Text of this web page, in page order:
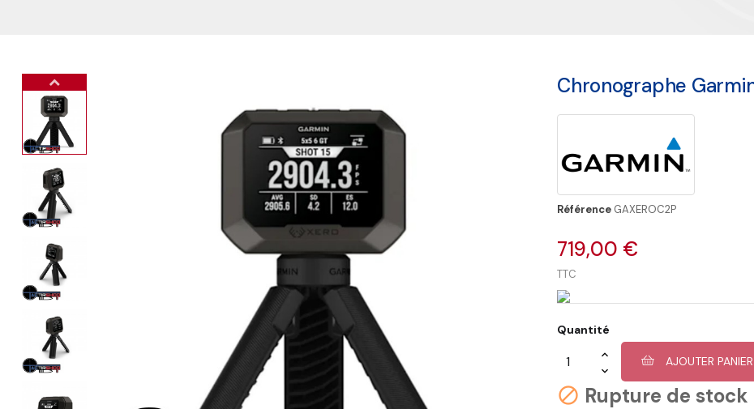
Chronographe
Référence GAXEROC2P
719,00 €
TTC
Quantité
AJOUTER PANIER
 Rupture de stock